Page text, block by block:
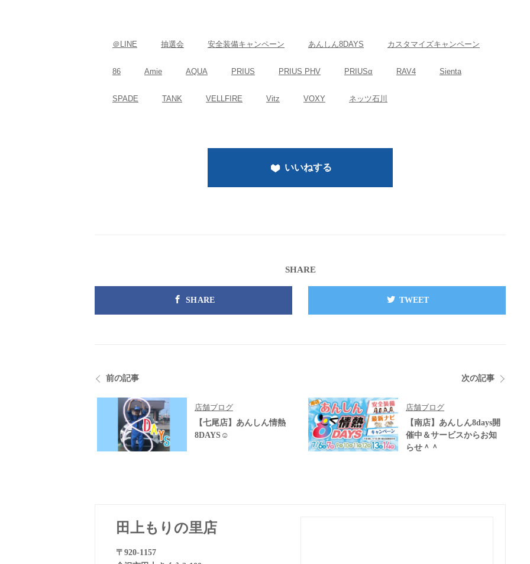
＠LINE 抽選会 安全装備キャンペーン あんしん8DAYS カスタマイズキャンペーン
86 Amie AQUA PRIUS PRIUS PHV PRIUSα RAV4 Sienta
SPADE TANK VELLFIRE Vitz VOXY ネッツ石川
いいねする
SHARE
SHARE TWEET
前の記事
店舗ブログ
【七尾店】あんしん情熱
8DAYS☺
次の記事
店舗ブログ
【南店】あんしん8days開
催中＆サービスからお知
らせ＾＾
田上もりの里店
〒920-1157